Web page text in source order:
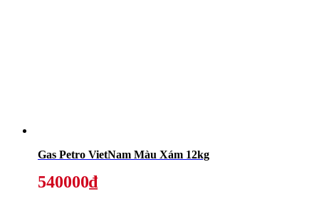
Gas Petro VietNam Màu Xám 12kg
540000₫